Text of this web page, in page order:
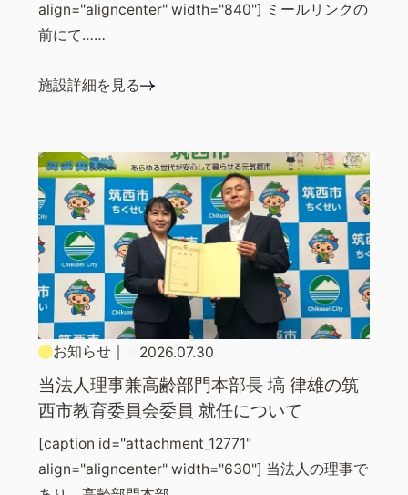
align="aligncenter" width="840"] ミールリンクの
前にて……
施設詳細を見る
お知らせ｜ 2026.07.30
当法人理事兼高齢部門本部長 塙 律雄の筑
西市教育委員会委員 就任について
[caption id="attachment_12771"
align="aligncenter" width="630"] 当法人の理事で